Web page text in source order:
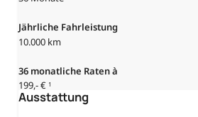
Ausstattung
Jährliche Fahrleistung
10.000 km
36 monatliche Raten à
199,- € 1